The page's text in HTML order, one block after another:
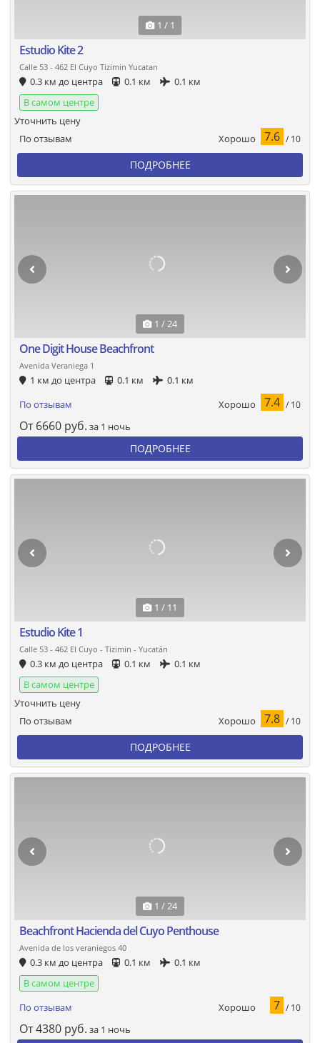
1 / 1
Estudio Kite 2
Calle 53 - 462 El Cuyo Tizimin Yucatan
0.3 км до центра 0.1 км
0.1 км
В самом центре
По отзывам Хорошо 7.6 / 10
Уточнить цену
ПОДРОБНЕЕ
1 / 24
One Digit House Beachfront
Avenida Veraniega 1
1 км до центра 0.1 км
0.1 км
По отзывам
Хорошо 7.4 / 10
От 6660 руб. за 1 ночь
ПОДРОБНЕЕ
1 / 11
Estudio Kite 1
Calle 53 - 462 El Cuyo - Tizimin - Yucatán
0.3 км до центра 0.1 км
0.1 км
В самом центре
По отзывам Хорошо 7.8 / 10
Уточнить цену
ПОДРОБНЕЕ
1 / 24
Beachfront Hacienda del Cuyo Penthouse
Avenida de los veraniegos 40
0.3 км до центра 0.1 км
0.1 км
В самом центре
По отзывам
Хорошо 7 / 10
От4380 руб. за 1 ночь